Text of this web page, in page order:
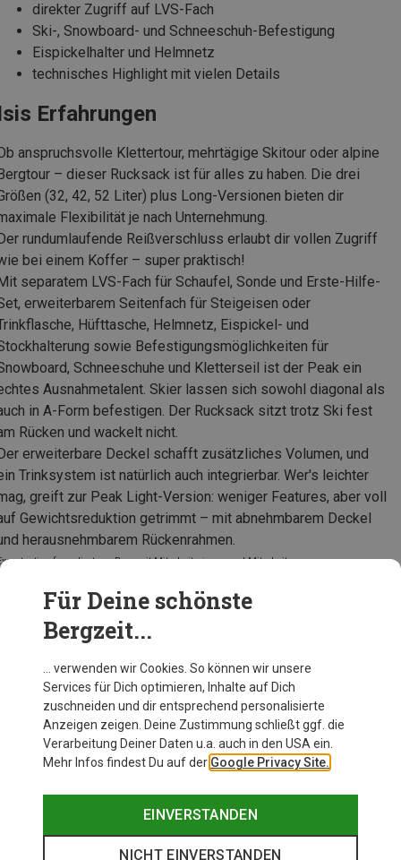
direkter Zugriff auf LVS-Fach
Ski-, Snowboard- und Schneeschuh-Befestigung
Eispickelhalter und Helmnetz
technisches Highlight mit vielen Details
Erfahrungen
anspruchsvolle Klettertour, mehrtägige Skitour oder alpine
– dieser Rucksack ist für alles zu haben. Die drei
(32, 42, 52 Liter) plus Long-Versionen bieten dir
Flexibilität je nach Unternehmung.
rundumlaufende Reißverschluss erlaubt dir vollen Zugriff
bei einem Koffer – super praktisch!
separatem LVS-Fach für Schaufel, Sonde und Erste-Hilfe-
erweiterbarem Seitenfach für Steigeisen oder
Hüfttasche, Helmnetz, Eispickel- und
sowie Befestigungsmöglichkeiten für
Schneeschuhe und Kletterseil ist der Peak ein
Ausnahmetalent. Skier lassen sich sowohl diagonal als
in A-Form befestigen. Der Rucksack sitzt trotz Ski fest
Rücken und wackelt nicht.
erweiterbare Deckel schafft zusätzliches Volumen, und
Trinksystem ist natürlich auch integrierbar. Wer's leichter
greift zur Peak Light-Version: weniger Features, aber voll
Gewichtsreduktion getrimmt – mit abnehmbarem Deckel
herausnehmbarem Rückenrahmen.
formuliert von Bergzeit Mitarbeiterinnen und Mitarbeitern
Zur Produktseite
Für Deine schönste
Bergzeit...
… verwenden wir Cookies. So können wir unsere
Services für Dich optimieren, Inhalte auf Dich
zuschneiden und dir entsprechend personalisierte
Anzeigen zeigen. Deine Zustimmung schließt ggf. die
Verarbeitung Deiner Daten u.a. auch in den USA ein.
Mehr Infos findest Du auf der Google Privacy Site.
EINVERSTANDEN
NICHT EINVERSTANDEN